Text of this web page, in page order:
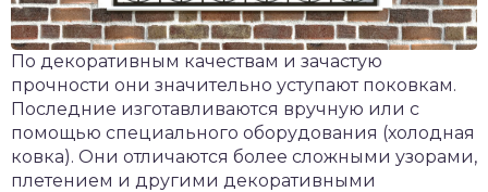
По декоративным качествам и зачастую
прочности они значительно уступают поковкам.
Последние изготавливаются вручную или с
помощью специального оборудования (холодная
ковка). Они отличаются более сложными узорами,
плетением и другими декоративными